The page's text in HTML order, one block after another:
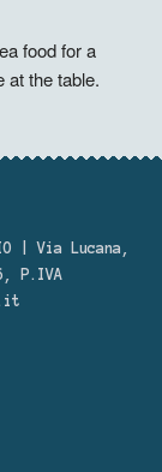
food for a
at the table.
| Via Lucana,
P.IVA